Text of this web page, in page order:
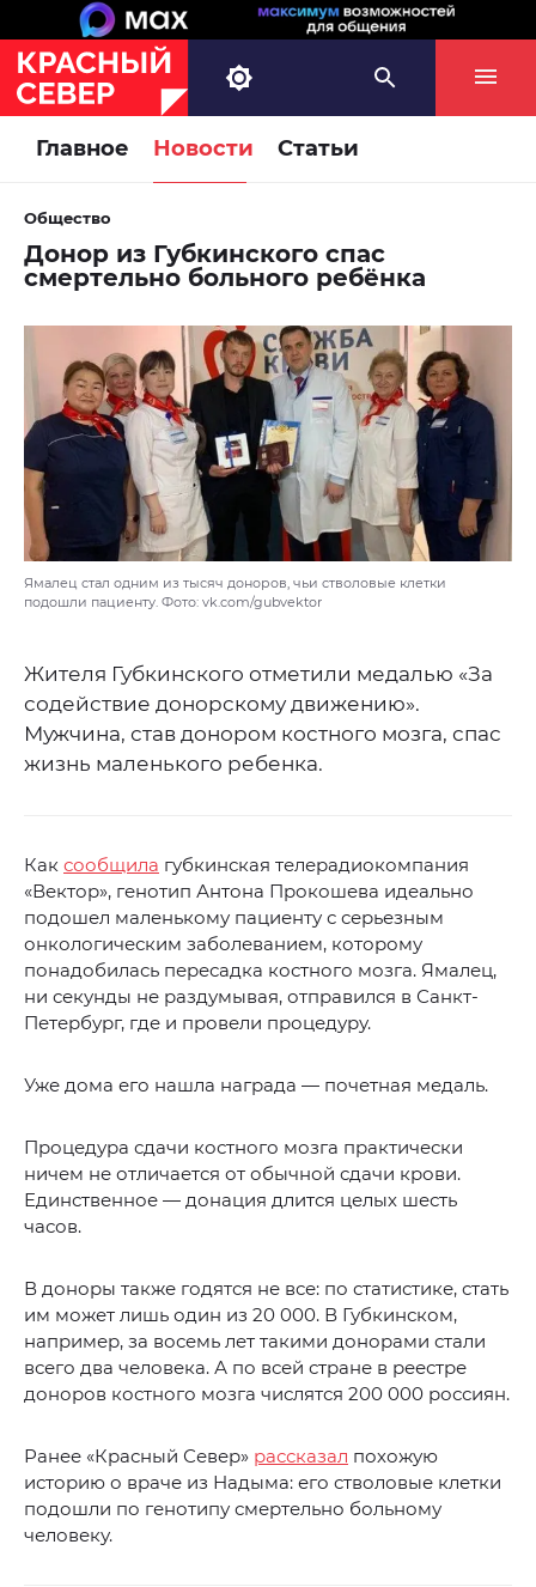
Главное Новости Статьи
Общество
Донор из Губкинского спас
смертельно больного ребёнка
Ямалец стал одним из тысяч доноров, чьи стволовые клетки
подошли пациенту. Фото: vk.com/gubvektor
Жителя Губкинского отметили медалью «За
содействие донорскому движению».
Мужчина, став донором костного мозга, спас
жизнь маленького ребенка.
Как сообщила губкинская телерадиокомпания
«Вектор», генотип Антона Прокошева идеально
подошел маленькому пациенту с серьезным
онкологическим заболеванием, которому
понадобилась пересадка костного мозга. Ямалец,
ни секунды не раздумывая, отправился в Санкт-
Петербург, где и провели процедуру.
Уже дома его нашла награда — почетная медаль.
Процедура сдачи костного мозга практически
ничем не отличается от обычной сдачи крови.
Единственное — донация длится целых шесть
часов.
В доноры также годятся не все: по статистике, стать
им может лишь один из 20 000. В Губкинском,
например, за восемь лет такими донорами стали
всего два человека. А по всей стране в реестре
доноров костного мозга числятся 200 000 россиян.
Ранее «Красный Север» рассказал похожую
историю о враче из Надыма: его стволовые клетки
подошли по генотипу смертельно больному
человеку.